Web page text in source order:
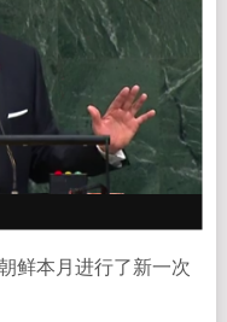
鲜本月进行了新一次